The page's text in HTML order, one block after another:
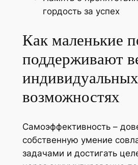
гордость за успех
Как маленькие
поддерживают
индивидуальных
возможностях
Самоэффективность –
собственную умение
задачами и достигать